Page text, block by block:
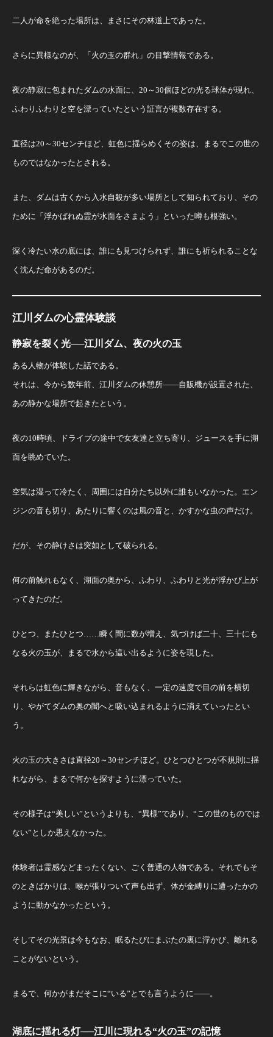
二人が命を絶った場所は、まさにその林道上であった。
さらに異様なのが、「火の玉の群れ」の目撃情報である。
夜の静寂に包まれたダムの水面に、20～30個ほどの光る球体が現れ、
ふわりふわりと空を漂っていたという証言が複数存在する。
直径は20～30センチほど、虹色に揺らめくその姿は、まるでこの世の
ものではなかったとされる。
また、ダムは古くから入水自殺が多い場所として知られており、その
ために「浮かばれぬ霊が水面をさまよう」といった噂も根強い。
深く冷たい水の底には、誰にも見つけられず、誰にも祈られることな
く沈んだ命があるのだ。
江川ダムの心霊体験談
静寂を裂く光──江川ダム、夜の火の玉
ある人物が体験した話である。
それは、今から数年前、江川ダムの休憩所――自販機が設置された、
あの静かな場所で起きたという。
夜の10時頃、ドライブの途中で女友達と立ち寄り、ジュースを手に湖
面を眺めていた。
空気は湿って冷たく、周囲には自分たち以外に誰もいなかった。エン
ジンの音も切り、あたりに響くのは風の音と、かすかな虫の声だけ。
だが、その静けさは突如として破られる。
何の前触れもなく、湖面の奥から、ふわり、ふわりと光が浮かび上が
ってきたのだ。
ひとつ、またひとつ……瞬く間に数が増え、気づけば二十、三十にも
なる火の玉が、まるで水から這い出るように姿を現した。
それらは虹色に輝きながら、音もなく、一定の速度で目の前を横切
り、やがてダムの奥の闇へと吸い込まれるように消えていったとい
う。
火の玉の大きさは直径20～30センチほど。ひとつひとつが不規則に揺
れながら、まるで何かを探すように漂っていた。
その様子は“美しい”というよりも、“異様”であり、“この世のものでは
ない”としか思えなかった。
体験者は霊感などまったくない、ごく普通の人物である。それでもそ
のときばかりは、喉が張りついて声も出ず、体が金縛りに遭ったかの
ように動かなかったという。
そしてその光景は今もなお、眠るたびにまぶたの裏に浮かび、離れる
ことがないという。
まるで、何かがまだそこに“いる”とでも言うように――。
湖底に揺れる灯──江川に現れる“火の玉”の記憶